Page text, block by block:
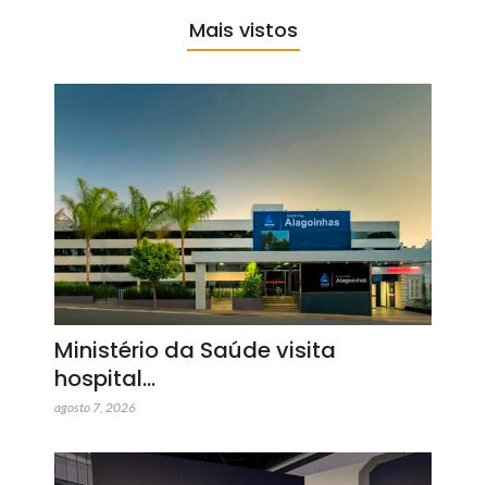
Mais vistos
Ministério da Saúde visita
hospital…
agosto 7, 2026